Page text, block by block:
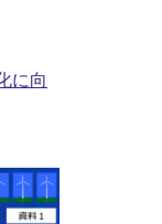
に向